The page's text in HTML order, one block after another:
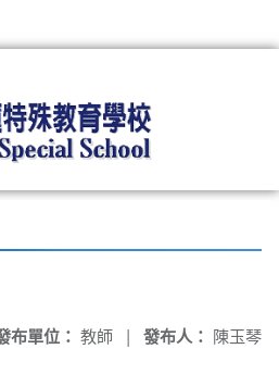
發布人： 陳玉琴
布單位： 教師 |